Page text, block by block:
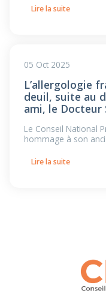
Lire la suite
05 Oct 2025
L’allergologie
deuil, suite au
ami, le Docteur
Le Conseil National
hommage à son
Lire la suite